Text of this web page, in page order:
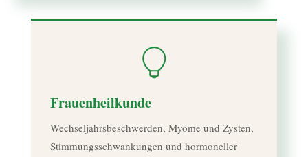
Frauenheilkunde
Wechseljahrsbeschwerden, Myome und Zysten,
Stimmungsschwankungen und hormoneller